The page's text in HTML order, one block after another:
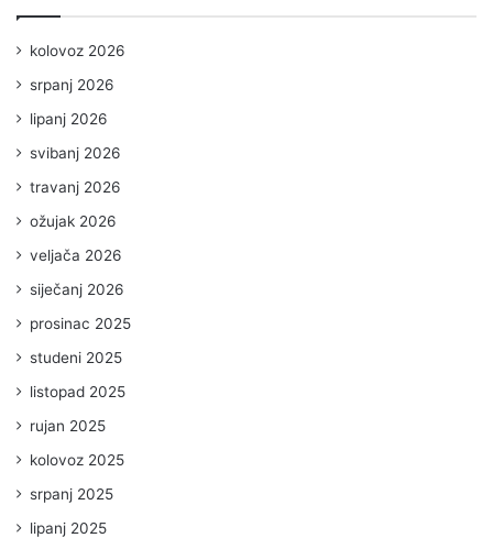
kolovoz 2026
srpanj 2026
lipanj 2026
svibanj 2026
travanj 2026
ožujak 2026
veljača 2026
siječanj 2026
prosinac 2025
studeni 2025
listopad 2025
rujan 2025
kolovoz 2025
srpanj 2025
lipanj 2025